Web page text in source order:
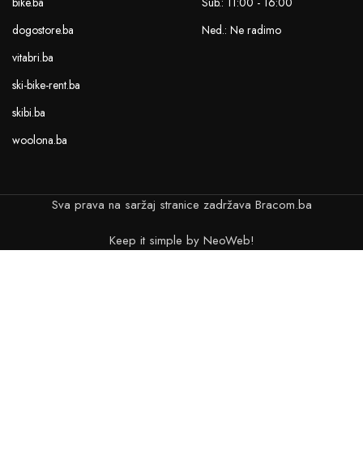
dogostore.ba
vitabri.ba
ski-bike-rent.ba
skibi.ba
woolona.ba
Ned.: Ne radimo
Sva prava na saržaj stranice zadržava Bracom.ba
Keep it simple by NeoWeb!